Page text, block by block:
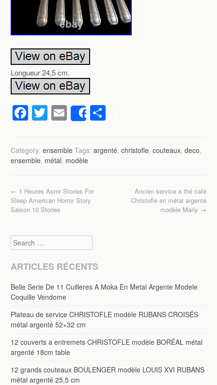
Longueur 24,5 cm.
F
c
e
o
o
T
tt
er
E
m
ail
Share
ta
g
Category:ensemble Tags:argenté,christofle,couteaux,deco,
ensemble, métal, modèle
Post navigation
← 1 Heures Asmr Stories For
Sleep American Horror Story
Saison 10 Stories
Ancien service a thé café
Christofle en métal argenté
modèle Marly →
Search
ARTICLES RÉCENTS
Belle Serie De 11 Cuilleres A Moka En Metal Argente Modele
Coquille Vendome
Plateau de service CHRISTOFLE modèle RUBANS CROISÉS
métal argenté 52×32 cm
12 couverts a entremets CHRISTOFLE modèle BORÉAL métal
argenté 18cm table
12 grands couteaux BOULENGER modèle LOUIS XVI RUBANS
métal argenté 25,5 cm